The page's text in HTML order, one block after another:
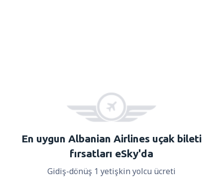
En uygun Albanian Airlines uçak bileti
fırsatları eSky'da
Gidiş-dönüş 1 yetişkin yolcu ücreti